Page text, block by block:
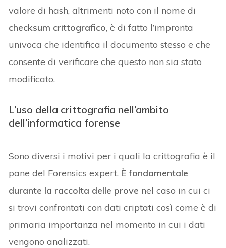
valore di hash, altrimenti noto con il nome di
checksum crittografico, è di fatto l’impronta
univoca che identifica il documento stesso e che
consente di verificare che questo non sia stato
modificato.
L’uso della crittografia nell’ambito
dell’informatica forense
Sono diversi i motivi per i quali la crittografia è il
pane del Forensics expert. È fondamentale
durante la raccolta delle prove nel caso in cui ci
si trovi confrontati con dati criptati così come è di
primaria importanza nel momento in cui i dati
vengono analizzati.